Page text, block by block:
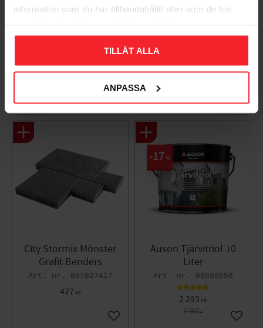
information som du har tillhandahållit eller som de har
TILLÅT ALLA
ANPASSA
kupig Candor Benders
003983062
15KR
Lägg till i favoriter
+4
Modern Extra Vit,
Lägg
City Stormix Mönster
Grafit Benders
007827417
477 KR
Lägg till i favoriter
Auson Tjärvitriol 10
Liter
60590556
2 293 KR
2 752KR
17 %
Lägg